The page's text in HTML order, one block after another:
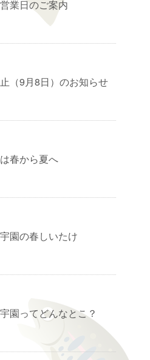
業日のご案内
（9月8日）のお知らせ
春から夏へ
園の春しいたけ
園ってどんなとこ？